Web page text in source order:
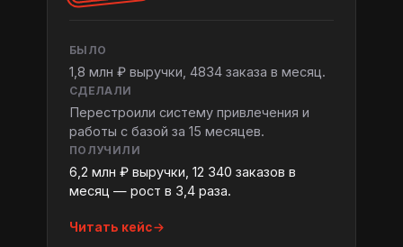
БЫЛО
1,8 млн ₽ выручки, 4834 заказа в месяц.
СДЕЛАЛИ
Перестроили систему привлечения и
работы с базой за 15 месяцев.
ПОЛУЧИЛИ
6,2 млн ₽ выручки, 12 340 заказов в
месяц — рост в 3,4 раза.
Читать кейс